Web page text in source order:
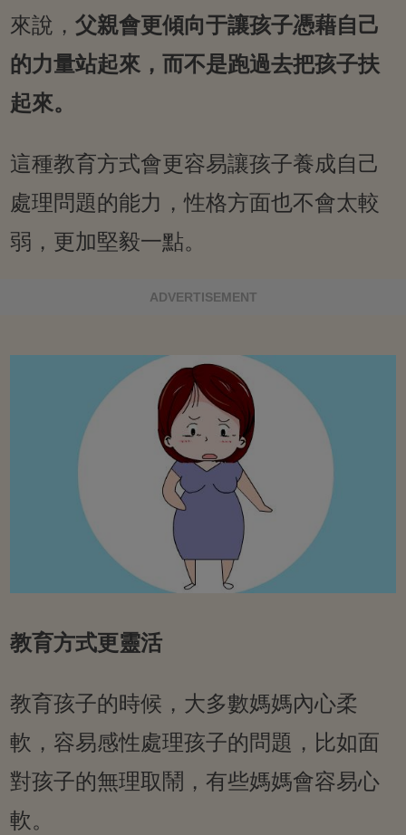
來說， 父親會更傾向于讓孩子憑藉自己
的力量站起來，而不是跑過去把孩子扶
起來。
這種教育方式會更容易讓孩子養成自己
處理問題的能力，性格方面也不會太較
弱，更加堅毅一點。
ADVERTISEMENT
教育方式更靈活
教育孩子的時候，大多數媽媽內心柔
軟，容易感性處理孩子的問題，比如面
對孩子的無理取鬧，有些媽媽會容易心
軟。